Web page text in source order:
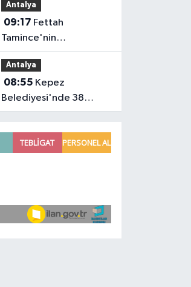
Antalya
09:17
Tamince'nin
başkanlığındaki Antalya
Bilim Üniversitesi'nde
düzen değişti
Antalya
08:55
Belediyesi'nde 38
milyon TL'lik dev ihale